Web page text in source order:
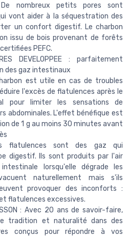
nombreux petits pores sont
vont aider à la séquestration des
un confort digestif. Le charbon
issu de bois provenant de forêts
PEFC.
DEVELOPPEE : parfaitement
des gaz intestinaux
est utile en cas de troubles
l'excès de flatulences après le
pour limiter les sensations de
abdominales. L'effet bénéfique est
de 1 g au moins 30 minutes avant
flatulences sont des gaz qui
digestif. Ils sont produits par l'air
lorsqu'elle dégrade les
naturellement mais s'ils
provoquer des inconforts :
flatulences excessives.
: Avec 20 ans de savoir-faire,
tradition et naturalité dans des
conçus pour répondre à vos